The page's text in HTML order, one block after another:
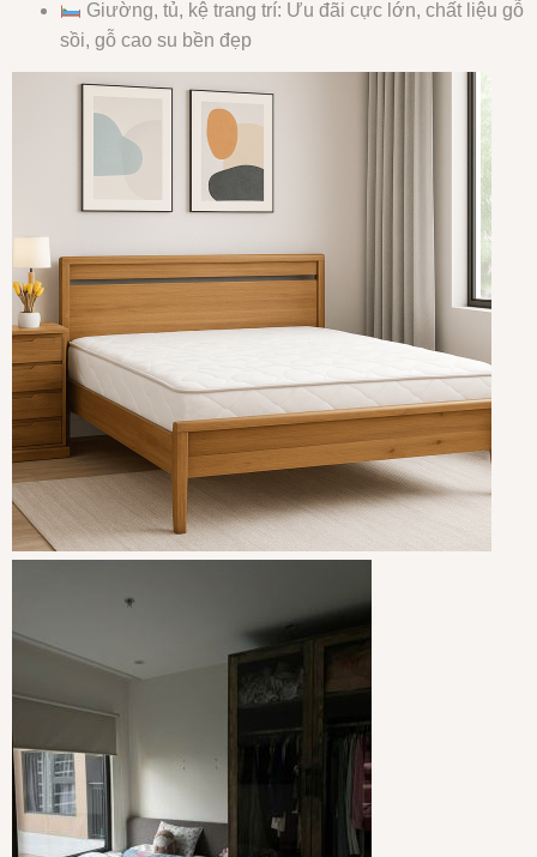
Giường, tủ, kệ trang trí: Ưu đãi cực lớn, chất liệu gỗ
sồi, gỗ cao su bền đẹp